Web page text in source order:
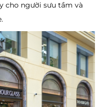
cho người sưu tầm và